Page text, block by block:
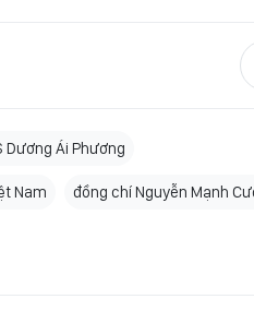
Dương Ái Phương
Nam đồng chí Nguyễn Mạnh